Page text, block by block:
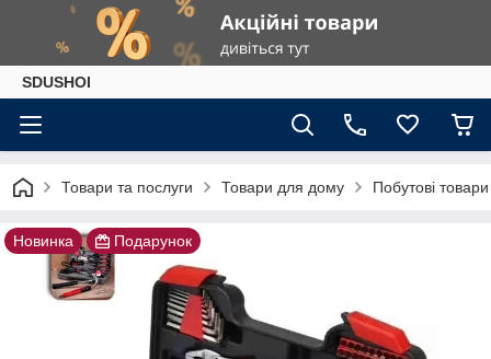
SDUSHOI
Товари та послуги Товари для дому Побутові товари
Новинка Подарунок